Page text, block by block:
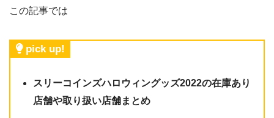
この記事では
pick up!
スリーコインズハロウィングッズ2022の在庫あり
店舗や取り扱い店舗まとめ